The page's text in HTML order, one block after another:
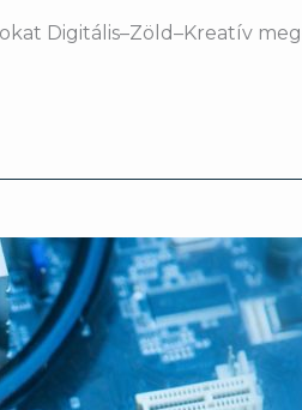
Digitális–Zöld–Kreatív